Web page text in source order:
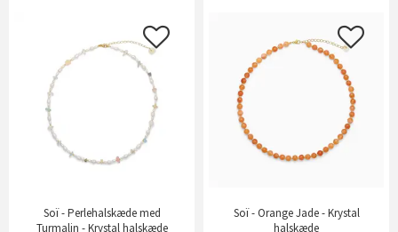
Soï - Perlehalskæde med
Turmalin - Krystal halskæde
Soï - Orange Jade - Krystal
halskæde